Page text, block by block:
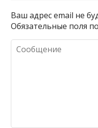
Ваш адрес email не
Обязательные поля